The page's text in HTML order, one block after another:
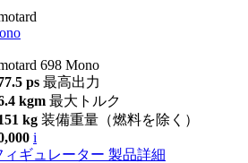
698 Mono
ps 最高出力
kgm 最大トルク
kg 装備重量（燃料を除く）
i
ィギュレーター 製品詳細